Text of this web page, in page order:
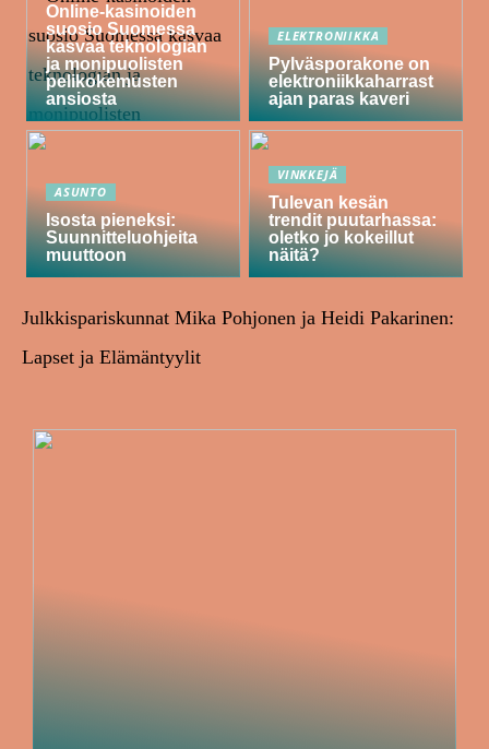
Online-kasinoiden
suosio Suomessa
kasvaa teknologian
ja monipuolisten
pelikokemusten
ansiosta
ELEKTRONIIKKA
Pylväsporakone on
elektroniikkaharrast
ajan paras kaveri
ASUNTO
Isosta pieneksi:
Suunnitteluohjeita
muuttoon
VINKKEJÄ
Tulevan kesän
trendit puutarhassa:
oletko jo kokeillut
näitä?
Julkkispariskunnat Mika Pohjonen ja Heidi Pakarinen:
Lapset ja Elämäntyylit